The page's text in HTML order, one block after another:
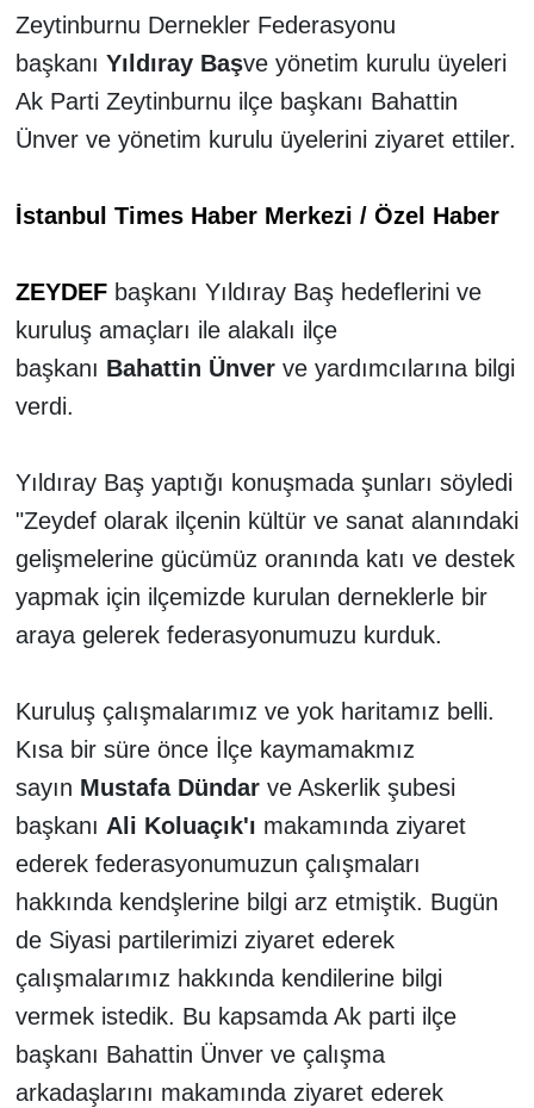
Zeytinburnu Dernekler Federasyonu
başkanı Yıldıray Başve yönetim kurulu üyeleri
Ak Parti Zeytinburnu ilçe başkanı Bahattin
Ünver ve yönetim kurulu üyelerini ziyaret ettiler.
İstanbul Times Haber Merkezi / Özel Haber
ZEYDEF başkanı Yıldıray Baş hedeflerini ve
kuruluş amaçları ile alakalı ilçe
başkanı Bahattin Ünver ve yardımcılarına bilgi
verdi.
Yıldıray Baş yaptığı konuşmada şunları söyledi
"Zeydef olarak ilçenin kültür ve sanat alanındaki
gelişmelerine gücümüz oranında katı ve destek
yapmak için ilçemizde kurulan derneklerle bir
araya gelerek federasyonumuzu kurduk.
Kuruluş çalışmalarımız ve yok haritamız belli.
Kısa bir süre önce İlçe kaymamakmız
sayın Mustafa Dündar ve Askerlik şubesi
başkanı Ali Koluaçık'ı makamında ziyaret
ederek federasyonumuzun çalışmaları
hakkında kendşlerine bilgi arz etmiştik. Bugün
de Siyasi partilerimizi ziyaret ederek
çalışmalarımız hakkında kendilerine bilgi
vermek istedik. Bu kapsamda Ak parti ilçe
başkanı Bahattin Ünver ve çalışma
arkadaşlarını makamında ziyaret ederek